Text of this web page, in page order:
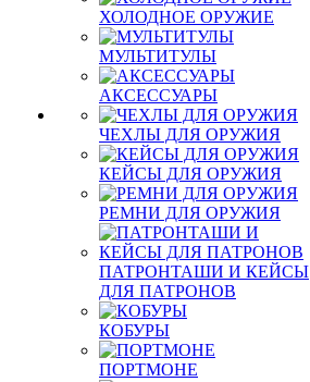
ХОЛОДНОЕ ОРУЖИЕ
МУЛЬТИТУЛЫ
АКСЕССУАРЫ
ЧЕХЛЫ ДЛЯ ОРУЖИЯ
КЕЙСЫ ДЛЯ ОРУЖИЯ
РЕМНИ ДЛЯ ОРУЖИЯ
ПАТРОНТАШИ И КЕЙСЫ
ДЛЯ ПАТРОНОВ
КОБУРЫ
ПОРТМОНЕ